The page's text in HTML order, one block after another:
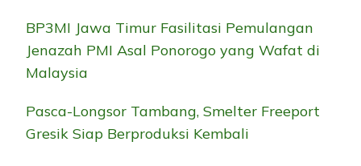
BP3MI Jawa Timur Fasilitasi Pemulangan
Jenazah PMI Asal Ponorogo yang Wafat di
Malaysia
Pasca-Longsor Tambang, Smelter Freeport
Gresik Siap Berproduksi Kembali